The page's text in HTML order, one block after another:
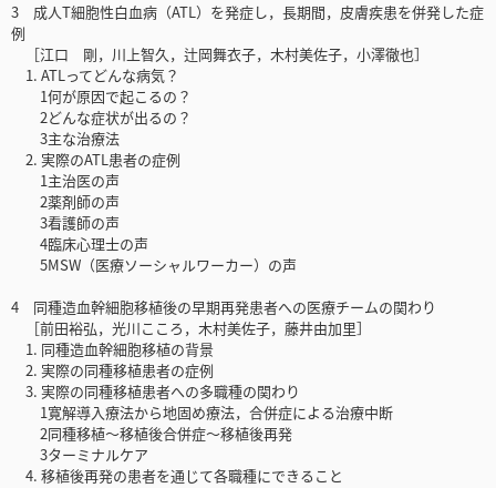
3 成人T細胞性白血病（ATL）を発症し，長期間，皮膚疾患を併発した症
例
［江口 剛，川上智久，辻岡舞衣子，木村美佐子，小澤徹也］
1. ATLってどんな病気？
1何が原因で起こるの？
2どんな症状が出るの？
3主な治療法
2. 実際のATL患者の症例
1主治医の声
2薬剤師の声
3看護師の声
4臨床心理士の声
5MSW（医療ソーシャルワーカー）の声
4 同種造血幹細胞移植後の早期再発患者への医療チームの関わり
［前田裕弘，光川こころ，木村美佐子，藤井由加里］
1. 同種造血幹細胞移植の背景
2. 実際の同種移植患者の症例
3. 実際の同種移植患者への多職種の関わり
1寛解導入療法から地固め療法，合併症による治療中断
2同種移植〜移植後合併症〜移植後再発
3ターミナルケア
4. 移植後再発の患者を通じて各職種にできること